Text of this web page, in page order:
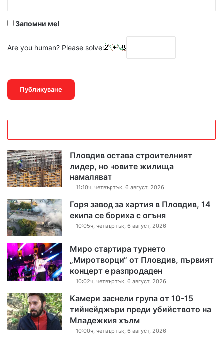
Запомни ме!
Are you human? Please solve:
Пловдив остава строителният
лидер, но новите жилища
намаляват
11:10ч, четвъртък, 6 август, 2026
Горя завод за хартия в Пловдив, 14
екипа се бориха с огъня
10:05ч, четвъртък, 6 август, 2026
Миро стартира турнето
„Миротворци“ от Пловдив, първият
концерт е разпродаден
10:02ч, четвъртък, 6 август, 2026
Камери заснели група от 10-15
тийнейджъри преди убийството на
Младежкия хълм
10:00ч, четвъртък, 6 август, 2026